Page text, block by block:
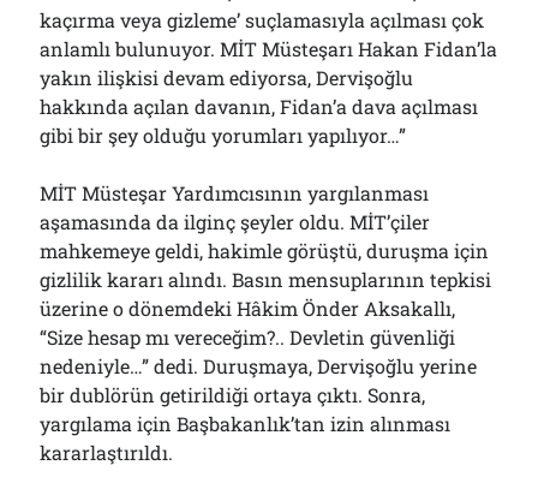
kaçırma veya gizleme’ suçlamasıyla açılması çok
anlamlı bulunuyor. MİT Müsteşarı Hakan Fidan’la
yakın ilişkisi devam ediyorsa, Dervişoğlu
hakkında açılan davanın, Fidan’a dava açılması
gibi bir şey olduğu yorumları yapılıyor…”
MİT Müsteşar Yardımcısının yargılanması
aşamasında da ilginç şeyler oldu. MİT’çiler
mahkemeye geldi, hakimle görüştü, duruşma için
gizlilik kararı alındı. Basın mensuplarının tepkisi
üzerine o dönemdeki Hâkim Önder Aksakallı,
“Size hesap mı vereceğim?.. Devletin güvenliği
nedeniyle…” dedi. Duruşmaya, Dervişoğlu yerine
bir dublörün getirildiği ortaya çıktı. Sonra,
yargılama için Başbakanlık’tan izin alınması
kararlaştırıldı.